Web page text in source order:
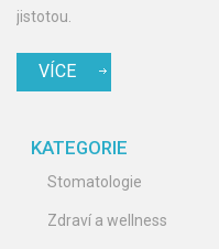
jistotou.
VÍCE
KATEGORIE
Stomatologie
Zdraví a wellness